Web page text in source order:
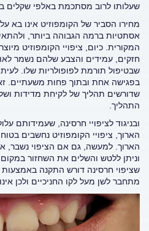
שעלותו לרוב מסתכמת באלפי שקלים
מחירו הסביר של הקומפוזיט אינו בא
אסתטיות ברמה הגבוהה ביותר,
המקורית. כיום, ציפויי הקומפוזיט
חזקים, עמידים והצבע שלהם נשמר
שבטיפול תורמת לפופולריות שלו.
בפגישה אחת ובתוך פחות משעתיים.
שדורשים תהליך של לקיחת מדידות
התהליך.
ובניגוד לציפויי חרסינה, שעמידותם
הארוך, ציפויי הקומפוזיט נחשבים
הארוך. למעשה, גם אם הציפוי נשבר,
וניתן ללטש והשלים את השחזור
שציפוי חרסינה דורש התקנה באמצעות
מתחבר לשן מעל לקו החניכיים ולכן